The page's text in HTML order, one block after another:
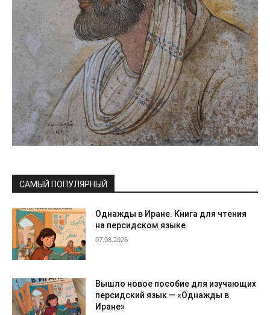
САМЫЙ ПОПУЛЯРНЫЙ
Однажды в Иране. Книга для чтения
на персидском языке
07.08.2026
Вышло новое пособие для изучающих
персидский язык — «Однажды в
Иране»